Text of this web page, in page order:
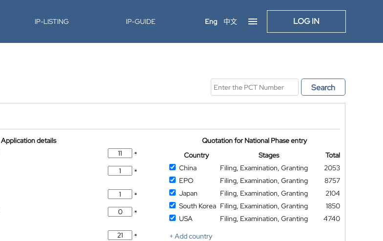
IP-LISTING IP-GUIDE Eng 中文 LOG IN
Search
Application details
*
*
*
*
*
Quotation for National Phase entry
Country
Stages
Total
China
Filing, Examination, Granting
2053
EPO
Filing, Examination, Granting
8757
Japan
Filing, Examination, Granting
2104
South Korea Filing, Examination, Granting
1850
USA
Filing, Examination, Granting
4740
+ Add country